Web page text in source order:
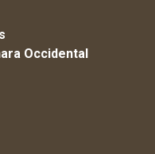
Occidental